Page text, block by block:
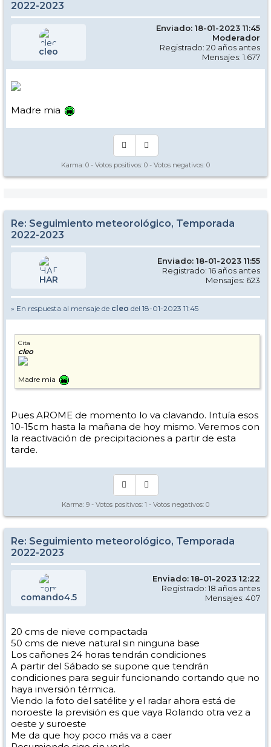
2022-2023
cleo
Enviado: 18-01-2023 11:45
Moderador
Registrado: 20 años antes
Mensajes: 1.677
Madre mia
Karma: 0 - Votos positivos: 0 - Votos negativos: 0
Re: Seguimiento meteorológico, Temporada
2022-2023
HAR
Enviado: 18-01-2023 11:55
Registrado: 16 años antes
Mensajes: 623
» En respuesta al mensaje de cleo del 18-01-2023 11:45
Cita
cleo
Madre mia
Pues AROME de momento lo va clavando. Intuía esos
10-15cm hasta la mañana de hoy mismo. Veremos con
la reactivación de precipitaciones a partir de esta
tarde.
Karma: 9 - Votos positivos: 1 - Votos negativos: 0
Re: Seguimiento meteorológico, Temporada
2022-2023
comando4.5
Enviado: 18-01-2023 12:22
Registrado: 18 años antes
Mensajes: 407
20 cms de nieve compactada
50 cms de nieve natural sin ninguna base
Los cañones 24 horas tendrán condiciones
A partir del Sábado se supone que tendrán
condiciones para seguir funcionando cortando que no
haya inversión térmica.
Viendo la foto del satélite y el radar ahora está de
noroeste la previsión es que vaya Rolando otra vez a
oeste y suroeste
Me da que hoy poco más va a caer